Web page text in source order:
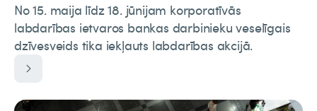
No 15. maija līdz 18. jūnijam korporatīvās
labdarības ietvaros bankas darbinieku veselīgais
dzīvesveids tika iekļauts labdarības akcijā.